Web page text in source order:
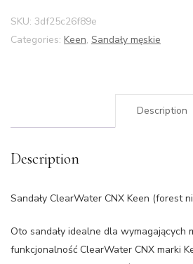
SKU: 3df25c26f89e
Categories: Keen, Sandały męskie
Description
Description
Sandały ClearWater CNX Keen (forest
Oto sandały idealne dla wymagających
funkcjonalność ClearWater CNX marki